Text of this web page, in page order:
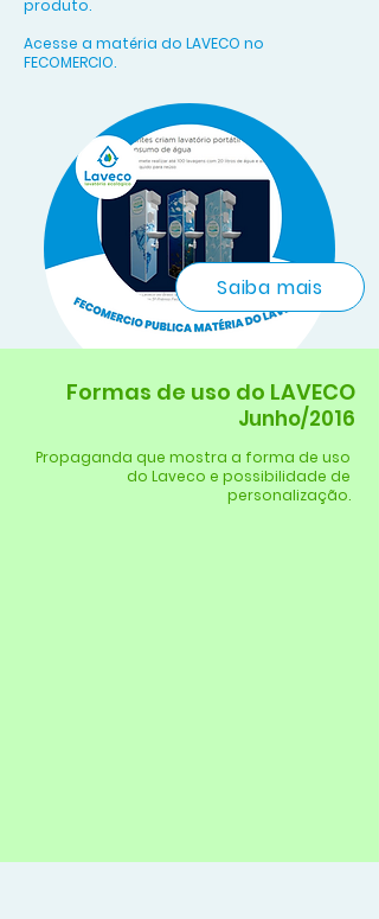
produto.
Acesse a matéria do LAVECO no
FECOMERCIO.
Saiba mais
Formas de uso do LAVECO
Junho/2016
Propaganda que mostra a forma de uso
do Laveco e possibilidade de
personalização.